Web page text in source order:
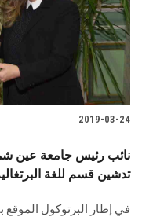
2019-03-24
نائب رئيس جامعة عين
تدشين قسم للغة
في إطار البرتوكول